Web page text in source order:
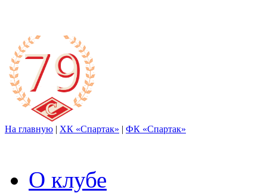
На главную | ХК «Спартак» | ФК «Спартак»
О клубе